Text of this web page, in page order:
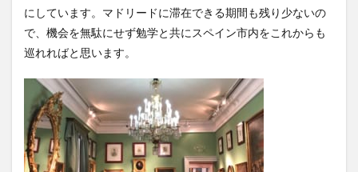
にしています。マドリードに滞在できる期間も残り少ないの
で、機会を無駄にせず勉学と共にスペイン市内をこれからも
巡れればと思います。
国際交流
国際学科
国際学科協定校留学学生
国際学部
国際学部国際学科
夏季休暇
外部講師
季節学期
学生の声
学生特集 学科イベント
学食
寮生活 就職活動 履修科目
成績優等賞受賞
授業紹介 授業風景
撮影風景
教員からのメッセージ
教員紹介